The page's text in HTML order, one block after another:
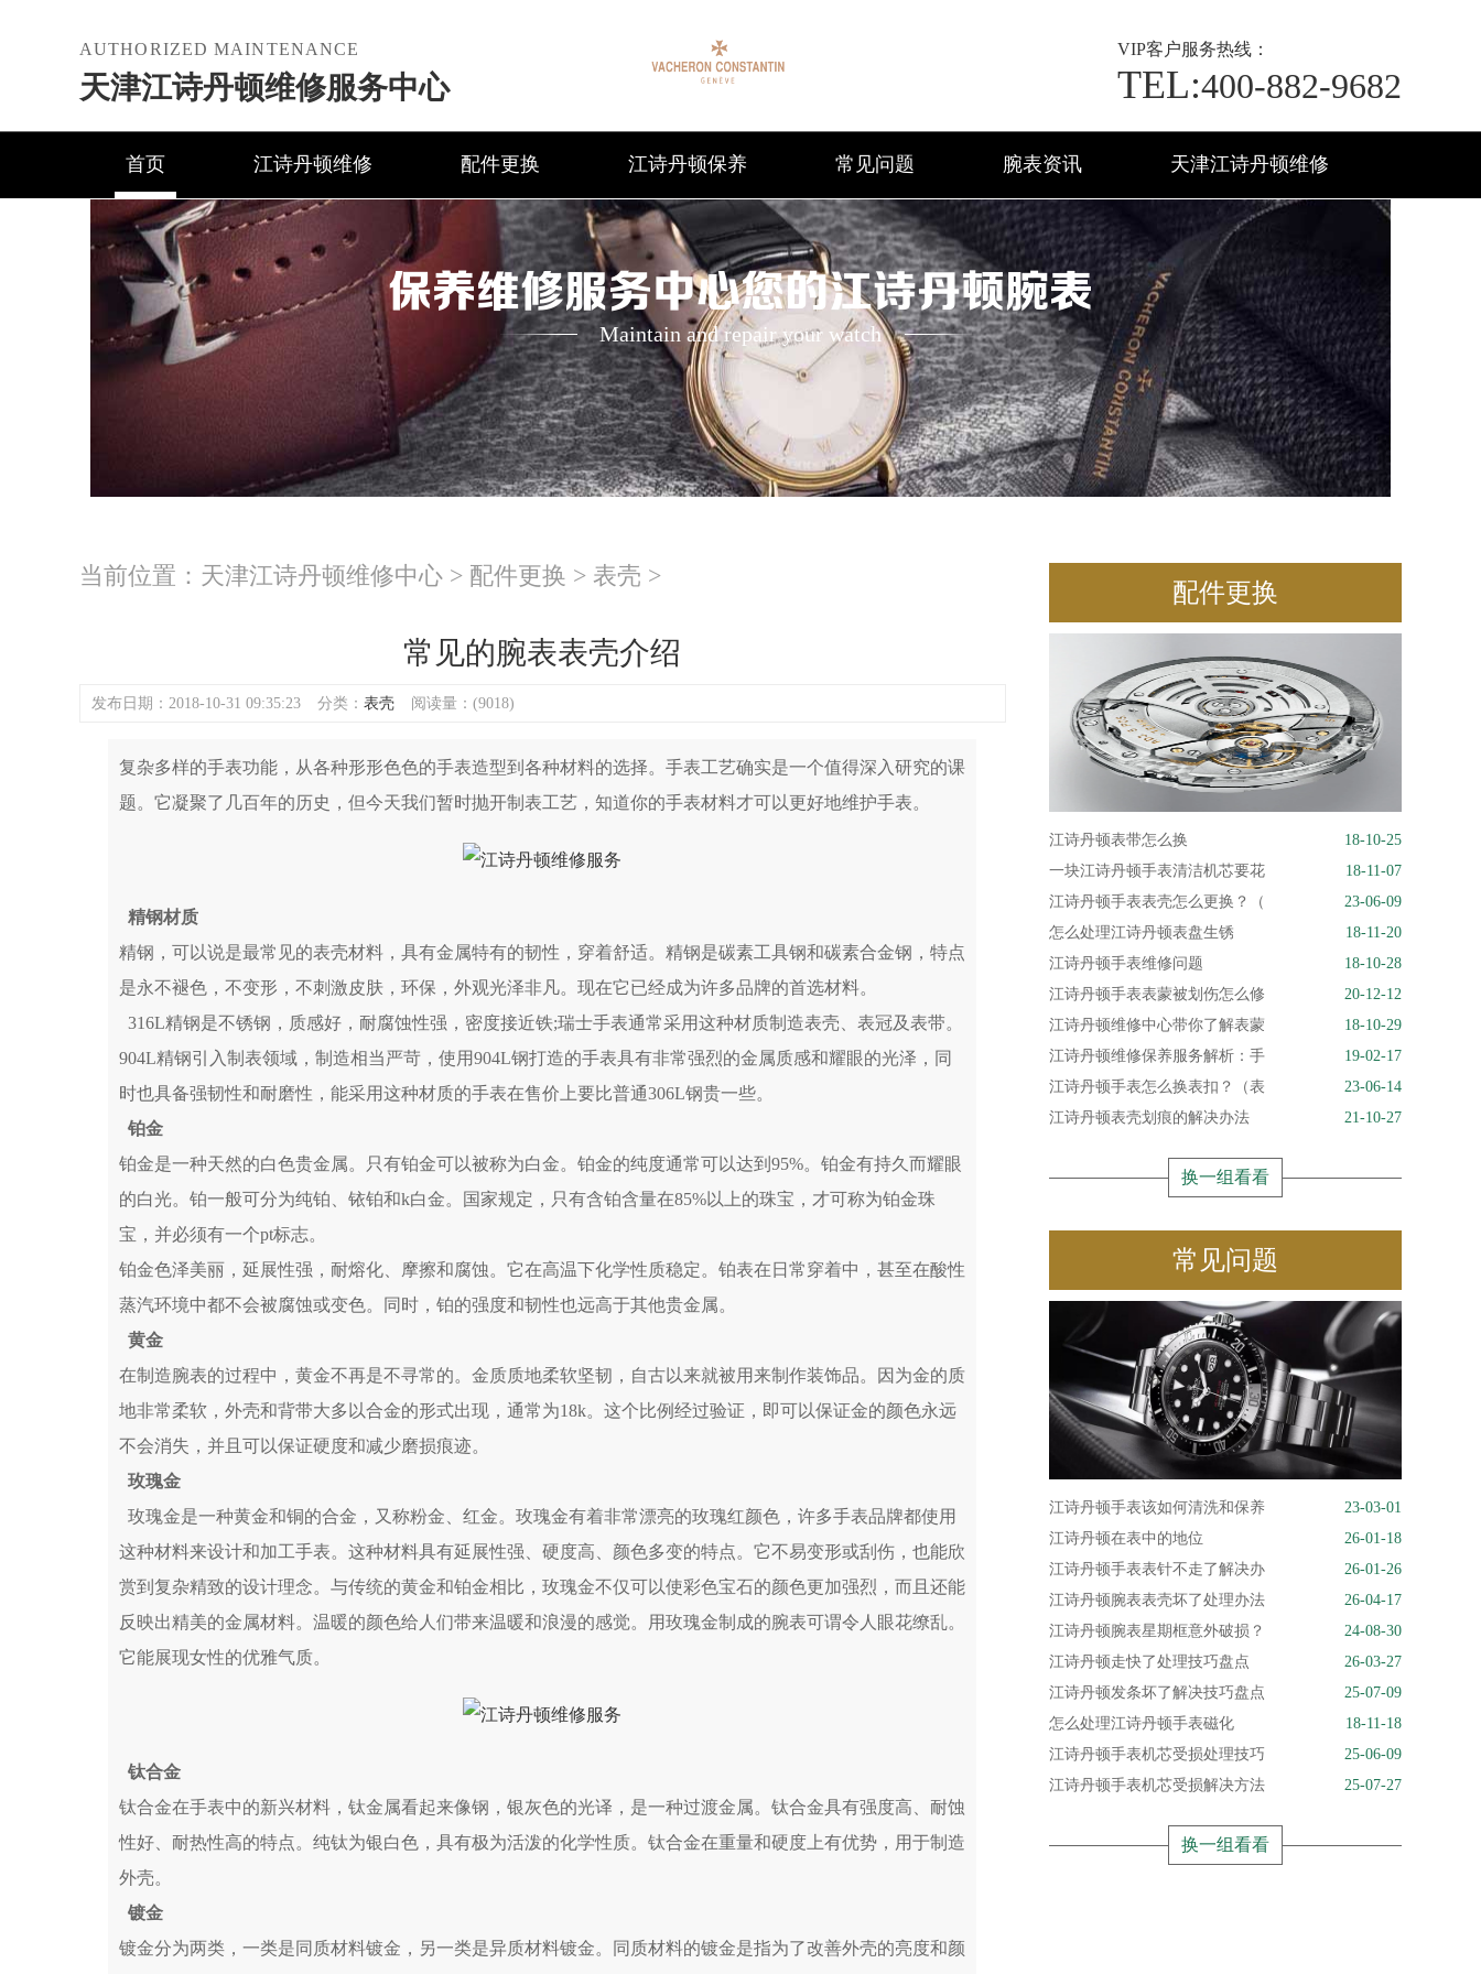
AUTHORIZED MAINTENANCE
天津江诗丹顿维修服务中心
VIP客户服务热线：
TEL:400-882-9682
首页 江诗丹顿维修 配件更换 江诗丹顿保养 常见问题 腕表资讯 天津江诗丹顿维修
保养维修服务中心您的江诗丹顿腕表
Maintain and repair your watch
当前位置： 天津江诗丹顿维修中心 > 配件更换 > 表壳 >
常见的腕表表壳介绍
发布日期：2018-10-31 09:35:23 分类： 表壳 阅读量：(9018)
复杂多样的手表功能，从各种形形色色的手表造型到各种材料的选择。手表工艺确实是一个值得深入研究的课
题。它凝聚了几百年的历史，但今天我们暂时抛开制表工艺，知道你的手表材料才可以更好地维护手表。
精钢材质
精钢，可以说是最常见的表壳材料，具有金属特有的韧性，穿着舒适。精钢是碳素工具钢和碳素合金钢，特点
是永不褪色，不变形，不刺激皮肤，环保，外观光泽非凡。现在它已经成为许多品牌的首选材料。
316L精钢是不锈钢，质感好，耐腐蚀性强，密度接近铁;瑞士手表通常采用这种材质制造表壳、表冠及表带。
904L精钢引入制表领域，制造相当严苛，使用904L钢打造的手表具有非常强烈的金属质感和耀眼的光泽，同
时也具备强韧性和耐磨性，能采用这种材质的手表在售价上要比普通306L钢贵一些。
铂金
铂金是一种天然的白色贵金属。只有铂金可以被称为白金。铂金的纯度通常可以达到95%。铂金有持久而耀眼
的白光。铂一般可分为纯铂、铱铂和k白金。国家规定，只有含铂含量在85%以上的珠宝，才可称为铂金珠
宝，并必须有一个pt标志。
铂金色泽美丽，延展性强，耐熔化、摩擦和腐蚀。它在高温下化学性质稳定。铂表在日常穿着中，甚至在酸性
蒸汽环境中都不会被腐蚀或变色。同时，铂的强度和韧性也远高于其他贵金属。
黄金
在制造腕表的过程中，黄金不再是不寻常的。金质质地柔软坚韧，自古以来就被用来制作装饰品。因为金的质
地非常柔软，外壳和背带大多以合金的形式出现，通常为18k。这个比例经过验证，即可以保证金的颜色永远
不会消失，并且可以保证硬度和减少磨损痕迹。
玫瑰金
玫瑰金是一种黄金和铜的合金，又称粉金、红金。玫瑰金有着非常漂亮的玫瑰红颜色，许多手表品牌都使用
这种材料来设计和加工手表。这种材料具有延展性强、硬度高、颜色多变的特点。它不易变形或刮伤，也能欣
赏到复杂精致的设计理念。与传统的黄金和铂金相比，玫瑰金不仅可以使彩色宝石的颜色更加强烈，而且还能
反映出精美的金属材料。温暖的颜色给人们带来温暖和浪漫的感觉。用玫瑰金制成的腕表可谓令人眼花缭乱。
它能展现女性的优雅气质。
钛合金
钛合金在手表中的新兴材料，钛金属看起来像钢，银灰色的光译，是一种过渡金属。钛合金具有强度高、耐蚀
性好、耐热性高的特点。纯钛为银白色，具有极为活泼的化学性质。钛合金在重量和硬度上有优势，用于制造
外壳。
镀金
镀金分为两类，一类是同质材料镀金，另一类是异质材料镀金。同质材料的镀金是指为了改善外壳的亮度和颜
配件更换
江诗丹顿表带怎么换
18-10-25
一块江诗丹顿手表清洁机芯要花
18-11-07
江诗丹顿手表表壳怎么更换？（
23-06-09
怎么处理江诗丹顿表盘生锈
18-11-20
江诗丹顿手表维修问题
18-10-28
江诗丹顿手表表蒙被划伤怎么修
20-12-12
江诗丹顿维修中心带你了解表蒙
18-10-29
江诗丹顿维修保养服务解析：手
19-02-17
江诗丹顿手表怎么换表扣？（表
23-06-14
江诗丹顿表壳划痕的解决办法
21-10-27
换一组看看
常见问题
江诗丹顿手表该如何清洗和保养
23-03-01
江诗丹顿在表中的地位
26-01-18
江诗丹顿手表表针不走了解决办
26-01-26
江诗丹顿腕表表壳坏了处理办法
26-04-17
江诗丹顿腕表星期框意外破损？
24-08-30
江诗丹顿走快了处理技巧盘点
26-03-27
江诗丹顿发条坏了解决技巧盘点
25-07-09
怎么处理江诗丹顿手表磁化
18-11-18
江诗丹顿手表机芯受损处理技巧
25-06-09
江诗丹顿手表机芯受损解决方法
25-07-27
换一组看看